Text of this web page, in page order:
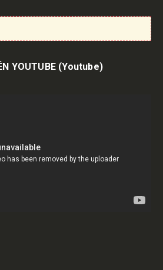
YOUTUBE (Youtube)